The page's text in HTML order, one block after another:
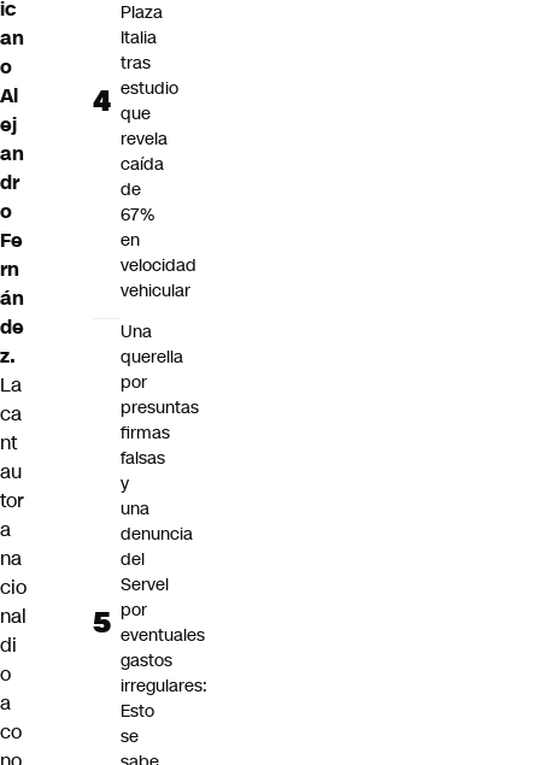
ic
an
o
Al
ej
an
dr
o
Fe
rn
án
de
z.
La
ca
nt
au
tor
a
na
cio
nal
di
o
a
co
Plaza
Italia
tras
estudio
que
revela
caída
de
67%
en
velocidad
vehicular
Una
querella
por
presuntas
firmas
falsas
y
una
denuncia
del
Servel
por
eventuales
gastos
irregulares:
Esto
se